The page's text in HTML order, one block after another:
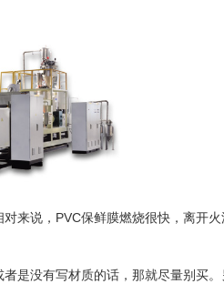
来说，PVC保鲜膜燃烧很快，离开
是没有写材质的话，那就尽量别买